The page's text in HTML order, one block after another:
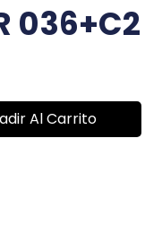
036+C2
Al Carrito